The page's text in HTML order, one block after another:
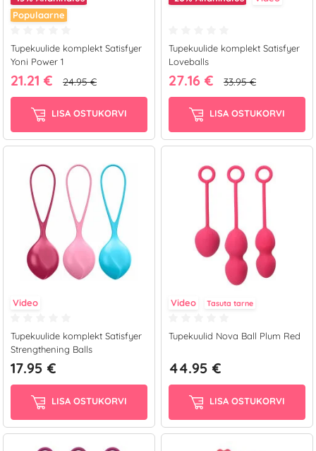
Populaarne
Tupekuulide komplekt Satisfyer
Yoni Power 1
21.21 € 24.95 €
LISA OSTUKORVI
Tupekuulide komplekt Satisfyer
Loveballs
27.16 € 33.95 €
LISA OSTUKORVI
Video
Tupekuulide komplekt Satisfyer
Strengthening Balls
17.95 €
LISA OSTUKORVI
Video Tasuta tarne
Tupekuulid Nova Ball Plum Red
44.95 €
LISA OSTUKORVI